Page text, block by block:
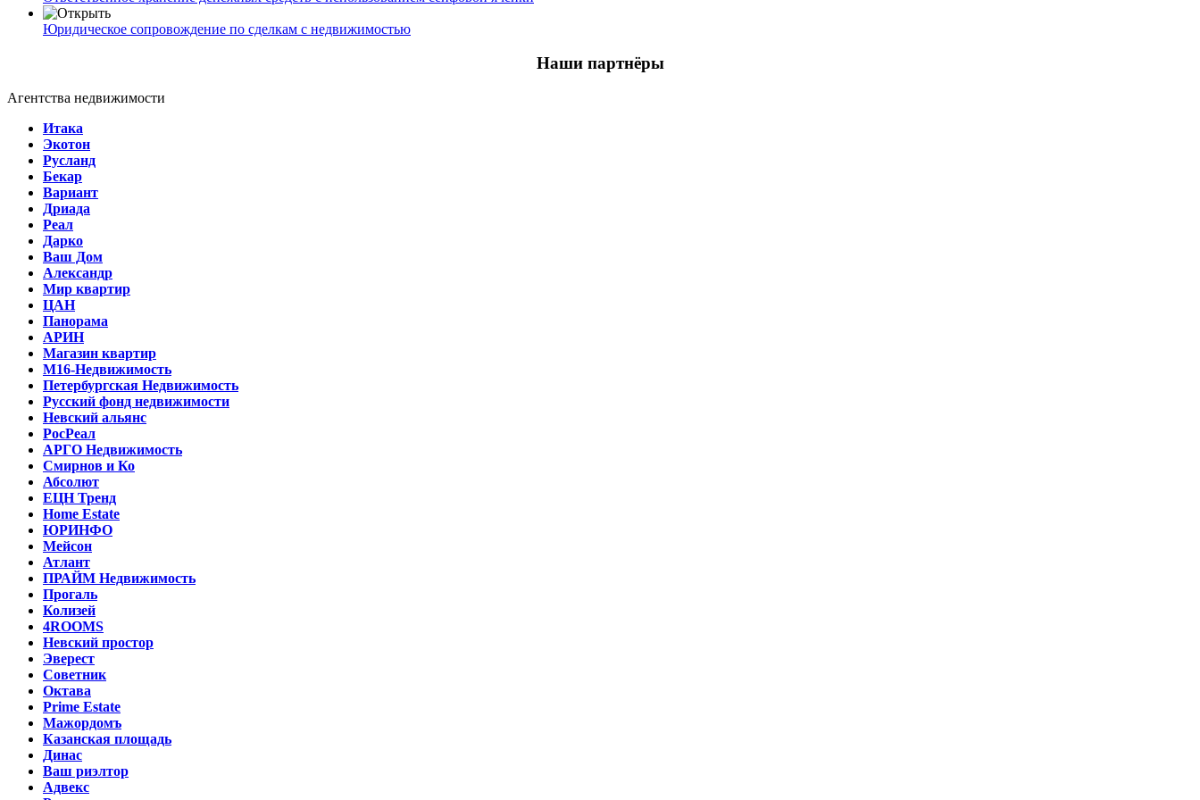
Юридическое сопровождение по сделкам с недвижимостью
Наши партнёры
Агентства недвижимости
Итака
Экотон
Русланд
Бекар
Вариант
Дриада
Реал
Дарко
Ваш Дом
Александр
Мир квартир
ЦАН
Панорама
АРИН
Магазин квартир
М16-Недвижимость
Петербургская Недвижимость
Русский фонд недвижимости
Невский альянс
РосРеал
АРГО Недвижимость
Смирнов и Ко
Абсолют
ЕЦН Тренд
Home Estate
ЮРИНФО
Мейсон
Атлант
ПРАЙМ Недвижимость
Прогаль
Колизей
4ROOMS
Невский простор
Эверест
Советник
Октава
Prime Estate
Мажордомъ
Казанская площадь
Динас
Ваш риэлтор
Адвекс